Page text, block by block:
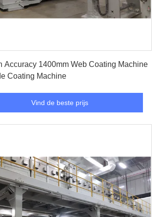
Accuracy 1400mm Web Coating Machine
Coating Machine
Vind de beste prijs